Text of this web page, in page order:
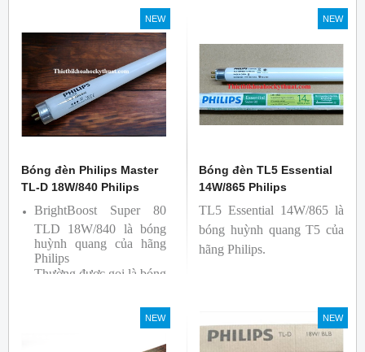
Sản phẩm được sản xuất
bởi hãng Philips, xuất xứ
Ba lan
Sản phẩm được sản xuất
NEW
Bóng đèn Philips Master
TL-D 18W/840 Philips
BrightBoost Super 80
TLD 18W/840 là bóng
huỳnh quang của hãng
Philips
Thường được gọi là bóng
Bóng có độ hoàn màu
NEW
Bóng đèn TL5 Essential
14W/865 Philips
TL5 Essential 14W/865 là
bóng huỳnh quang T5 của
hãng Philips.
NEW NEW